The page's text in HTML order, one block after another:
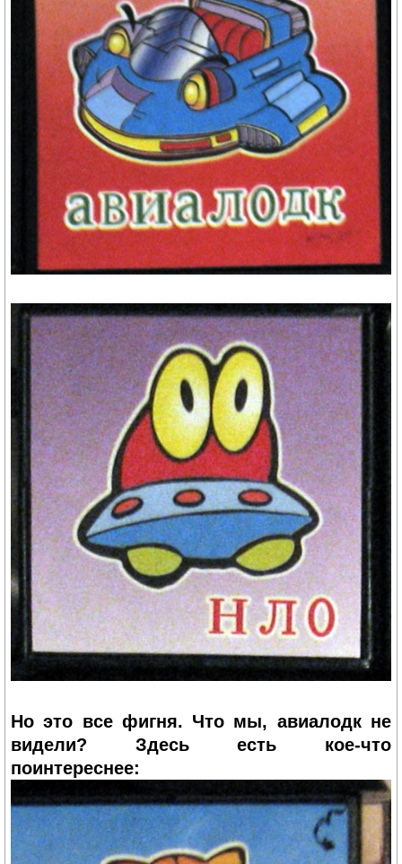
Но это все фигня. Что мы, авиалодк не
видели? Здесь есть кое-что
поинтереснее: